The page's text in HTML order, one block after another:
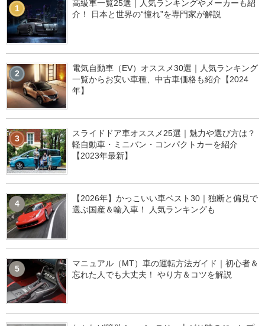
1
高級車一覧25選｜人気ランキングやメーカーも紹
介！ 日本と世界の“憧れ”を専門家が解説
2
電気自動車（EV）オススメ30選｜人気ランキング
一覧からお安い車種、中古車価格も紹介【2024
年】
3
スライドドア車オススメ25選｜魅力や選び方は？
軽自動車・ミニバン・コンパクトカーを紹介
【2023年最新】
4
【2026年】かっこいい車ベスト30｜独断と偏見で
選ぶ国産＆輸入車！ 人気ランキングも
5
マニュアル（MT）車の運転方法ガイド｜初心者＆
忘れた人でも大丈夫！ やり方＆コツを解説